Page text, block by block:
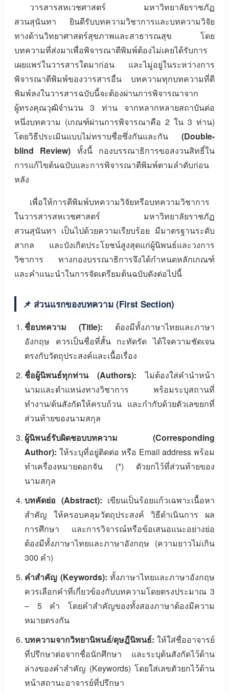
วารสารสหเวชศาสตร์ มหาวิทยาลัยราชภัฏ
สวนสุนันทา ยินดีรับบทความวิชาการและบทความวิจัย
ทางด้านวิทยาศาสตร์สุขภาพและสาธารณสุข โดย
บทความที่ส่งมาเพื่อพิจารณาตีพิมพ์ต้องไม่เคยได้รับการ
เผยแพร่ในวารสารใดมาก่อน และไมู่อยู่ในระหว่างการ
พิจารณาตีพิมพ์ของวารสารอื่น บทความทุกบทความที่ตี
พิมพ์ลงในวารสารฉบับนี้จะต้องผ่านการพิจารณาจาก
ผู้ทรงคุณวุฒิจำนวน 3 ท่าน จากหลากหลายสถาบันต่อ
หนึ่งบทความ (เกณฑ์ผ่านการพิจารณาคือ 2 ใน 3 ท่าน)
โดยวิธีประเมินแบบไม่ทราบชื่อซึ่งกันและกัน (Double-
blind Review) ทั้งนี้ กองบรรณาธิการขอสงวนสิทธิ์ใน
การแก้ไขต้นฉบับและการพิจารณาตีพิมพ์ตามลำดับก่อน
หลัง
เพื่อให้การตีพิมพ์บทความวิจัยหรือบทความวิชาการ
ในวารสารสหเวชศาสตร์ มหาวิทยาลัยราชภัฏ
สวนสุนันทา เป็นไปด้วยความเรียบร้อย มีมาตรฐานระดับ
สากล และบังเกิดประโยชน์สูงสุดแก่ผู้นิพนธ์และวงการ
วิชาการ ทางกองบรรณาธิการจึงได้กำหนดหลักเกณฑ์
และคำแนะนำในการจัดเตรียมต้นฉบับดังต่อไปนี้
📌 ส่วนแรกของบทความ (First Section)
ชื่อบทความ (Title): ต้องมีทั้งภาษาไทยและภาษา
อังกฤษ ควรเป็นชื่อที่สั้น กะทัดรัด ได้ใจความชัดเจน
ตรงกับวัตถุประสงค์และเนื้อเรื่อง
ชื่อผู้นิพนธ์ทุกท่าน (Authors): ไม่ต้องใส่คำนำหน้า
นามและตำแหน่งทางวิชาการ พร้อมระบุสถานที่
ทำงาน/ต้นสังกัดให้ครบถ้วน และกำกับด้วยตัวเลขยกที่
ส่วนท้ายของนามสกุล
ผู้นิพนธ์รับผิดชอบบทความ (Corresponding
Author): ให้ระบุที่อยู่ติดต่อ หรือ Email address พร้อม
ทำเครื่องหมายดอกจัน (*) ตัวยกไว้ที่ส่วนท้ายของ
นามสกุล
บทคัดย่อ (Abstract): เขียนเป็นร้อยแก้วเฉพาะเนื้อหา
สำคัญ ให้ครอบคลุมวัตถุประสงค์ วิธีดำเนินการ ผล
การศึกษา และการวิจารณ์หรือข้อเสนอแนะอย่างย่อ
ต้องมีทั้งภาษาไทยและภาษาอังกฤษ (ความยาวไม่เกิน
300 คำ)
คำสำคัญ (Keywords): ทั้งภาษาไทยและภาษาอังกฤษ
ควรเลือกคำที่เกี่ยวข้องกับบทความโดยตรงประมาณ 3
– 5 คำ โดยคำสำคัญของทั้งสองภาษาต้องมีความ
หมายตรงกัน
บทความจากวิทยานิพนธ์/ดุษฎีนิพนธ์: ให้ใส่ชื่ออาจารย์
ที่ปรึกษาต่อจากชื่อนักศึกษา และระบุต้นสังกัดไว้ด้าน
ล่างของคำสำคัญ (Keywords) โดยใส่เลขตัวยกไว้ด้าน
หน้าสถานะอาจารย์ที่ปรึกษา